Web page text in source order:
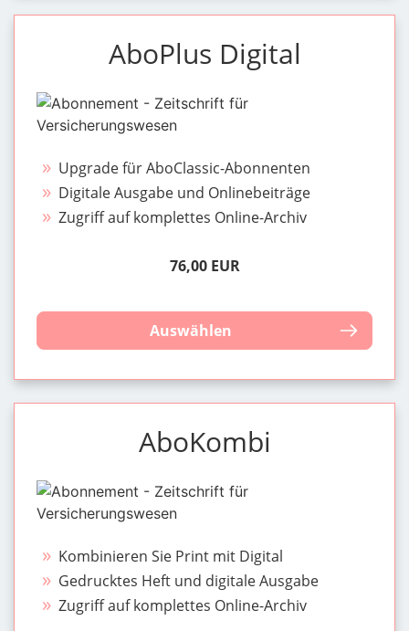
AboPlus Digital
Upgrade für AboClassic-Abonnenten
Digitale Ausgabe und Onlinebeiträge
Zugriff auf komplettes Online-Archiv
76,00 EUR
Auswählen
AboKombi
Kombinieren Sie Print mit Digital
Gedrucktes Heft und digitale Ausgabe
Zugriff auf komplettes Online-Archiv